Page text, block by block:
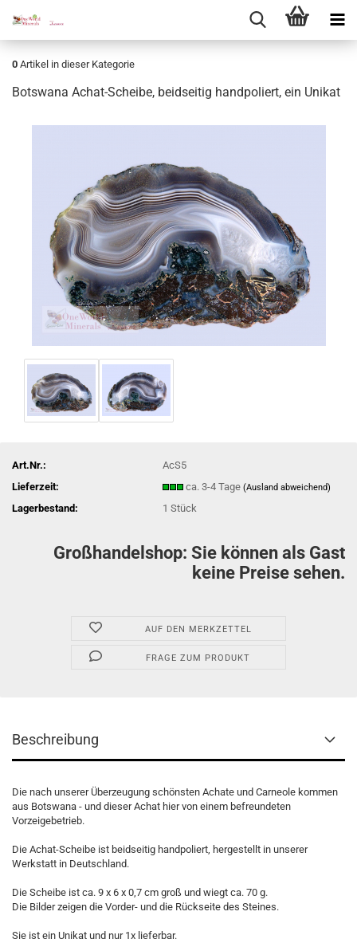
0 Artikel in dieser Kategorie
Bots­wa­na Achat-​Scheibe, beid­sei­tig hand­po­liert, ein Uni­kat
Art.Nr.:
AcS5
Lieferzeit:
ca. 3-4 Tage(Ausland abweichend)
Lagerbestand: 1Stück
Großhandelshop: Sie können als Gast
keine Preise sehen.
AUF DEN MERKZETTEL
FRAGE ZUM PRODUKT
Beschreibung
Die nach unserer Überzeugung schönsten Achate und Carneole kommen
aus Botswana - und dieser Achat hier von einem befreundeten
Vorzeigebetrieb.
Die Achat-Scheibe ist beidseitig handpoliert, hergestellt in unserer
Werkstatt in Deutschland.
Die Scheibe ist ca. 9 x 6 x 0,7 cm groß und wiegt ca. 70 g.
Die Bilder zeigen die Vorder- und die Rückseite des Steines.
Sie ist ein Unikat und nur 1x lieferbar.